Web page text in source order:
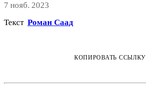
7 нояб. 2023
Текст Роман Саад
КОПИРОВАТЬ ССЫЛКУ